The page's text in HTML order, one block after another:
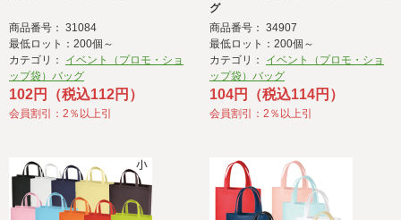
商品番号： 31084
最低ロット：200個～
カテゴリ： イベント（プロモ・ショ
ップ袋）バッグ
102円（税込112円）
会員割引：2％以上引
グ
商品番号： 34907
最低ロット：200個～
カテゴリ： イベント（プロモ・ショ
ップ袋）バッグ
104円（税込114円）
会員割引：2％以上引